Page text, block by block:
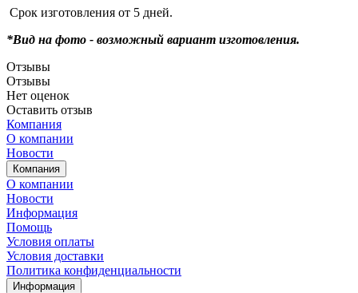
Срок изготовления от 5 дней.
*Вид на фото - возможный вариант изготовления.
Отзывы
Отзывы
Нет оценок
Оставить отзыв
Компания
О компании
Новости
Компания
О компании
Новости
Информация
Помощь
Условия оплаты
Условия доставки
Политика конфиденциальности
Информация